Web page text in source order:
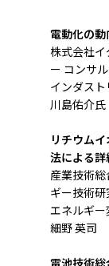
電動化の動
株式会社
ー コンサ
インダス
川島佑介氏
リチウム
法による
産業技術
ギー技術
エネルギ
細野 英司
電池技術